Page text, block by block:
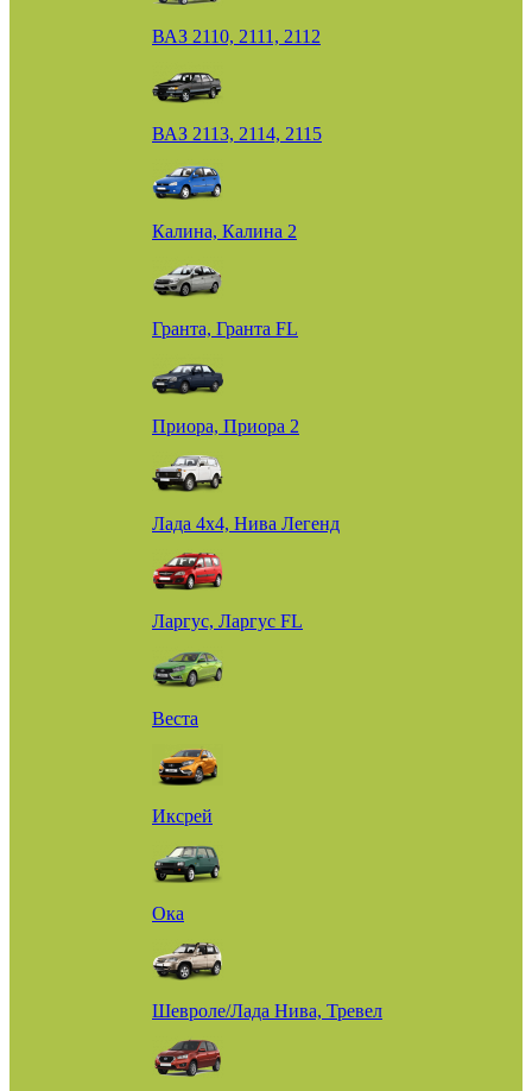
ВАЗ 2110, 2111, 2112
ВАЗ 2113, 2114, 2115
Калина, Калина 2
Гранта, Гранта FL
Приора, Приора 2
Лада 4х4, Нива Легенд
Ларгус, Ларгус FL
Веста
Иксрей
Ока
Шевроле/Лада Нива, Тревел